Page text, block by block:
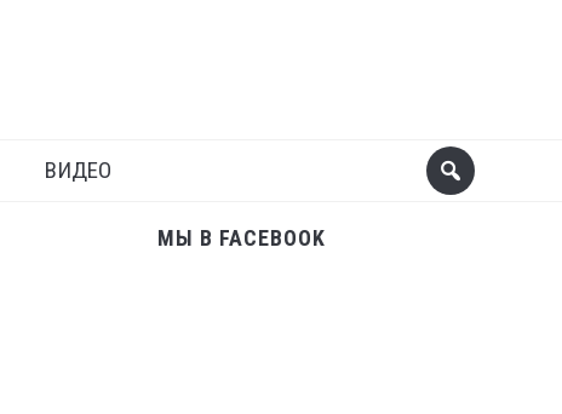
ВИДЕО
МЫ В FACEBOOK